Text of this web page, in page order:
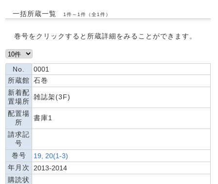
一括所蔵一覧 1件～1件（全1件）
巻号をクリックすると所蔵詳細をみることができます。
No.
0001
所蔵館 石巻
新着配
置場所
雑誌架(3F)
配置場
所
書庫1
請求記
号
巻号
19, 20(1-3)
年月次
2013-2014
購読状